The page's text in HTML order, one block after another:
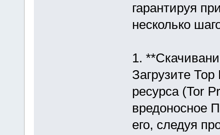
гарантируя
несколько
1.
Загрузите
ресурса (Tor
вредоносное
его, следуя